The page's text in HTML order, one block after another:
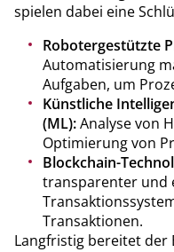
spielen dabei eine
Robotergestützte
Automatisierung
Aufgaben, um
Künstliche
(ML):Analyse von
Optimierung von
Blockchain-
transparenter und
Transaktionen.
Langfristig bereitet der